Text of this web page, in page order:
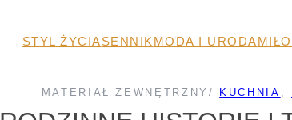
STYL ŻYCIASENNIK MODA I URODA
MATERIAŁ ZEWNĘTRZNY / KUCHNIA ,